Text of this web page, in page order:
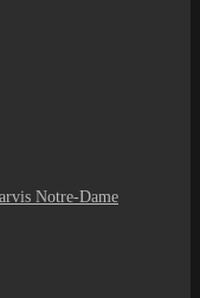
Notre-Dame